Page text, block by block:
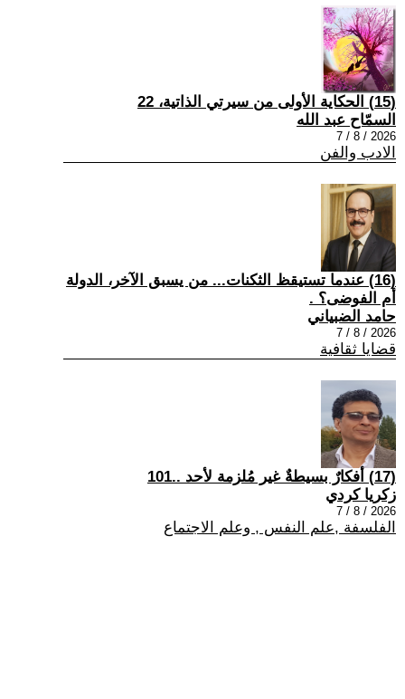
(15) الحكاية الأولى من سيرتي الذاتية، 22
السمّاح عبد الله
2026 / 8 / 7
الادب والفن
(16) عندما تستيقظ الثكنات... من يسبق الآخر، الدولة
أم الفوضى؟ .
حامد الضبياني
2026 / 8 / 7
قضايا ثقافية
(17) أفكارٌ بسيطةٌ غير مُلزمة لأحد ..101
زكريا كردي
2026 / 8 / 7
الفلسفة ,علم النفس , وعلم الاجتماع